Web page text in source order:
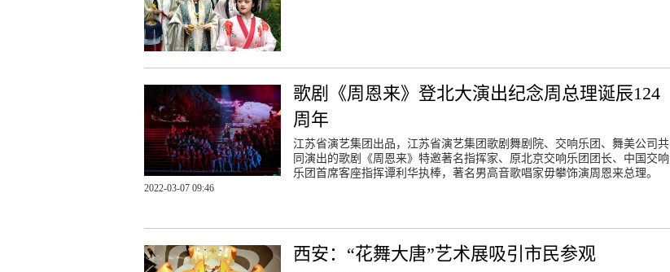
歌剧《周恩来》登北大演出纪念周总理诞辰124
周年
江苏省演艺集团出品，江苏省演艺集团歌剧舞剧院、交响乐团、舞美公司共
同演出的歌剧《周恩来》特邀著名指挥家、原北京交响乐团团长、中国交响
乐团首席客座指挥谭利华执棒，著名男高音歌唱家毋攀饰演周恩来总理。
2022-03-07 09:46
西安：“花舞大唐”艺术展吸引市民参观